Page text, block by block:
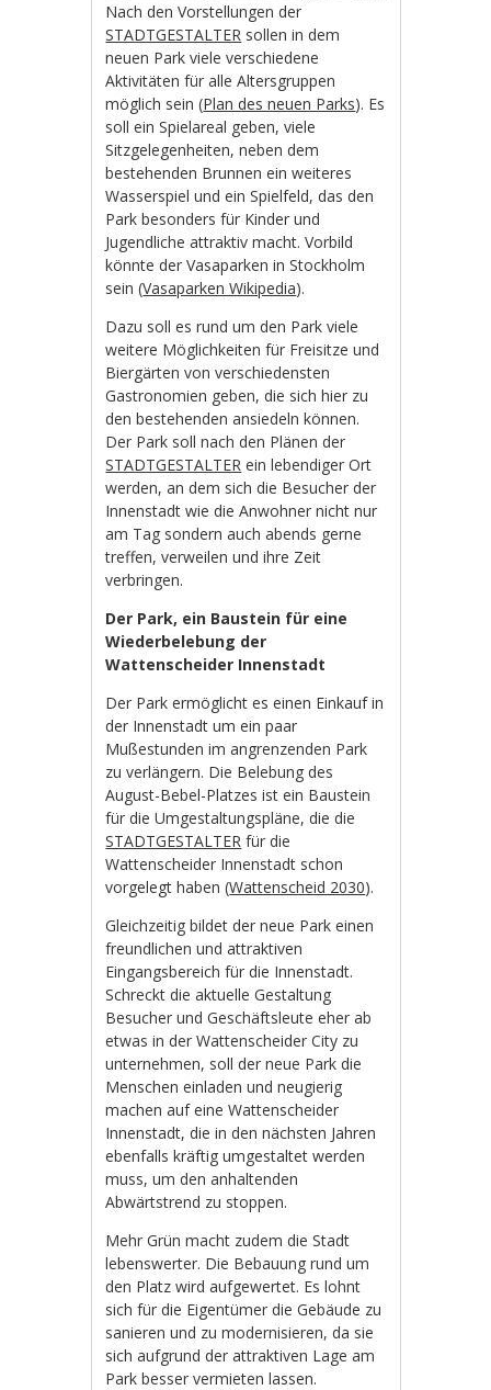
Nach den Vorstellungen der
STADTGESTALTER sollen in dem
neuen Park viele verschiedene
Aktivitäten für alle Altersgruppen
möglich sein (Plan des neuen Parks). Es
soll ein Spielareal geben, viele
Sitzgelegenheiten, neben dem
bestehenden Brunnen ein weiteres
Wasserspiel und ein Spielfeld, das den
Park besonders für Kinder und
Jugendliche attraktiv macht. Vorbild
könnte der Vasaparken in Stockholm
sein (Vasaparken Wikipedia).
Dazu soll es rund um den Park viele
weitere Möglichkeiten für Freisitze und
Biergärten von verschiedensten
Gastronomien geben, die sich hier zu
den bestehenden ansiedeln können.
Der Park soll nach den Plänen der
STADTGESTALTER ein lebendiger Ort
werden, an dem sich die Besucher der
Innenstadt wie die Anwohner nicht nur
am Tag sondern auch abends gerne
treffen, verweilen und ihre Zeit
verbringen.
Der Park, ein Baustein für eine
Wiederbelebung der
Wattenscheider Innenstadt
Der Park ermöglicht es einen Einkauf in
der Innenstadt um ein paar
Mußestunden im angrenzenden Park
zu verlängern. Die Belebung des
August-Bebel-Platzes ist ein Baustein
für die Umgestaltungspläne, die die
STADTGESTALTER für die
Wattenscheider Innenstadt schon
vorgelegt haben (Wattenscheid 2030).
Gleichzeitig bildet der neue Park einen
freundlichen und attraktiven
Eingangsbereich für die Innenstadt.
Schreckt die aktuelle Gestaltung
Besucher und Geschäftsleute eher ab
etwas in der Wattenscheider City zu
unternehmen, soll der neue Park die
Menschen einladen und neugierig
machen auf eine Wattenscheider
Innenstadt, die in den nächsten Jahren
ebenfalls kräftig umgestaltet werden
muss, um den anhaltenden
Abwärtstrend zu stoppen.
Mehr Grün macht zudem die Stadt
lebenswerter. Die Bebauung rund um
den Platz wird aufgewertet. Es lohnt
sich für die Eigentümer die Gebäude zu
sanieren und zu modernisieren, da sie
sich aufgrund der attraktiven Lage am
Park besser vermieten lassen.